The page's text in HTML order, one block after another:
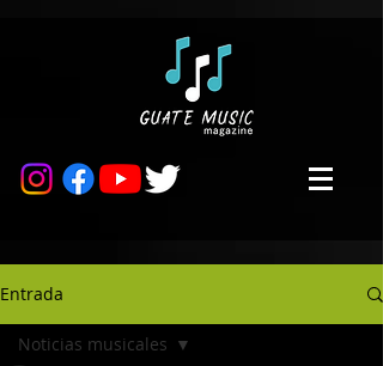
Entrada
Noticias musicales